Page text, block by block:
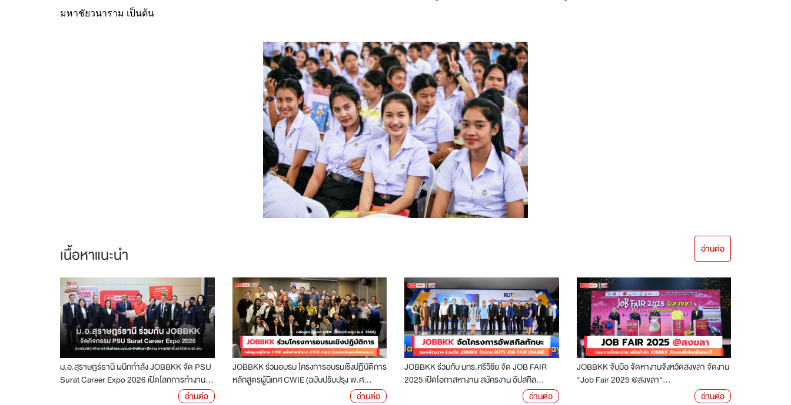
มหาชัยวนาราม เป็นต้น
เนื้อหาแนะนำ อ่านต่อ
ม.อ.สุราษฎร์ธานี ผนึกกำลัง JOBBKK จัด PSU
Surat Career Expo 2026 เปิดโลกการทำงาน...
อ่านต่อ
JOBBKK ร่วมอบรม โครงการอบรมเชิงปฏิบัติการ
หลักสูตรผู้นิเทศ CWIE (ฉบับปรับปรุง พ.ศ...
อ่านต่อ
JOBBKK ร่วมกับ มทร.ศรีวิชัย จัด JOB FAIR
2025 เปิดโอกาสหางาน สมัครงาน อัปสกิล...
อ่านต่อ
JOBBKK จับมือ จัดหางานจังหวัดสงขลา จัดงาน
"Job Fair 2025 @สงขลา"...
อ่านต่อ